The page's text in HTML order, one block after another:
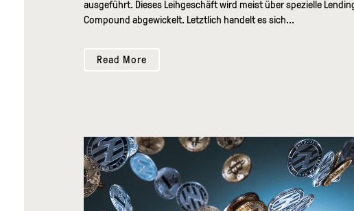
ausgeführt. Dieses Leihgeschäft wird meist über spezielle
Compound abgewickelt. Letztlich handelt es sich...
Read More